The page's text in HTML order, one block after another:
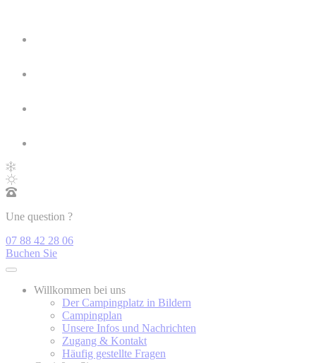
Une question ?
07 88 42 28 06
Buchen Sie
Willkommen bei uns
Der Campingplatz in Bildern
Campingplan
Unsere Infos und Nachrichten
Zugang & Kontakt
Häufig gestellte Fragen